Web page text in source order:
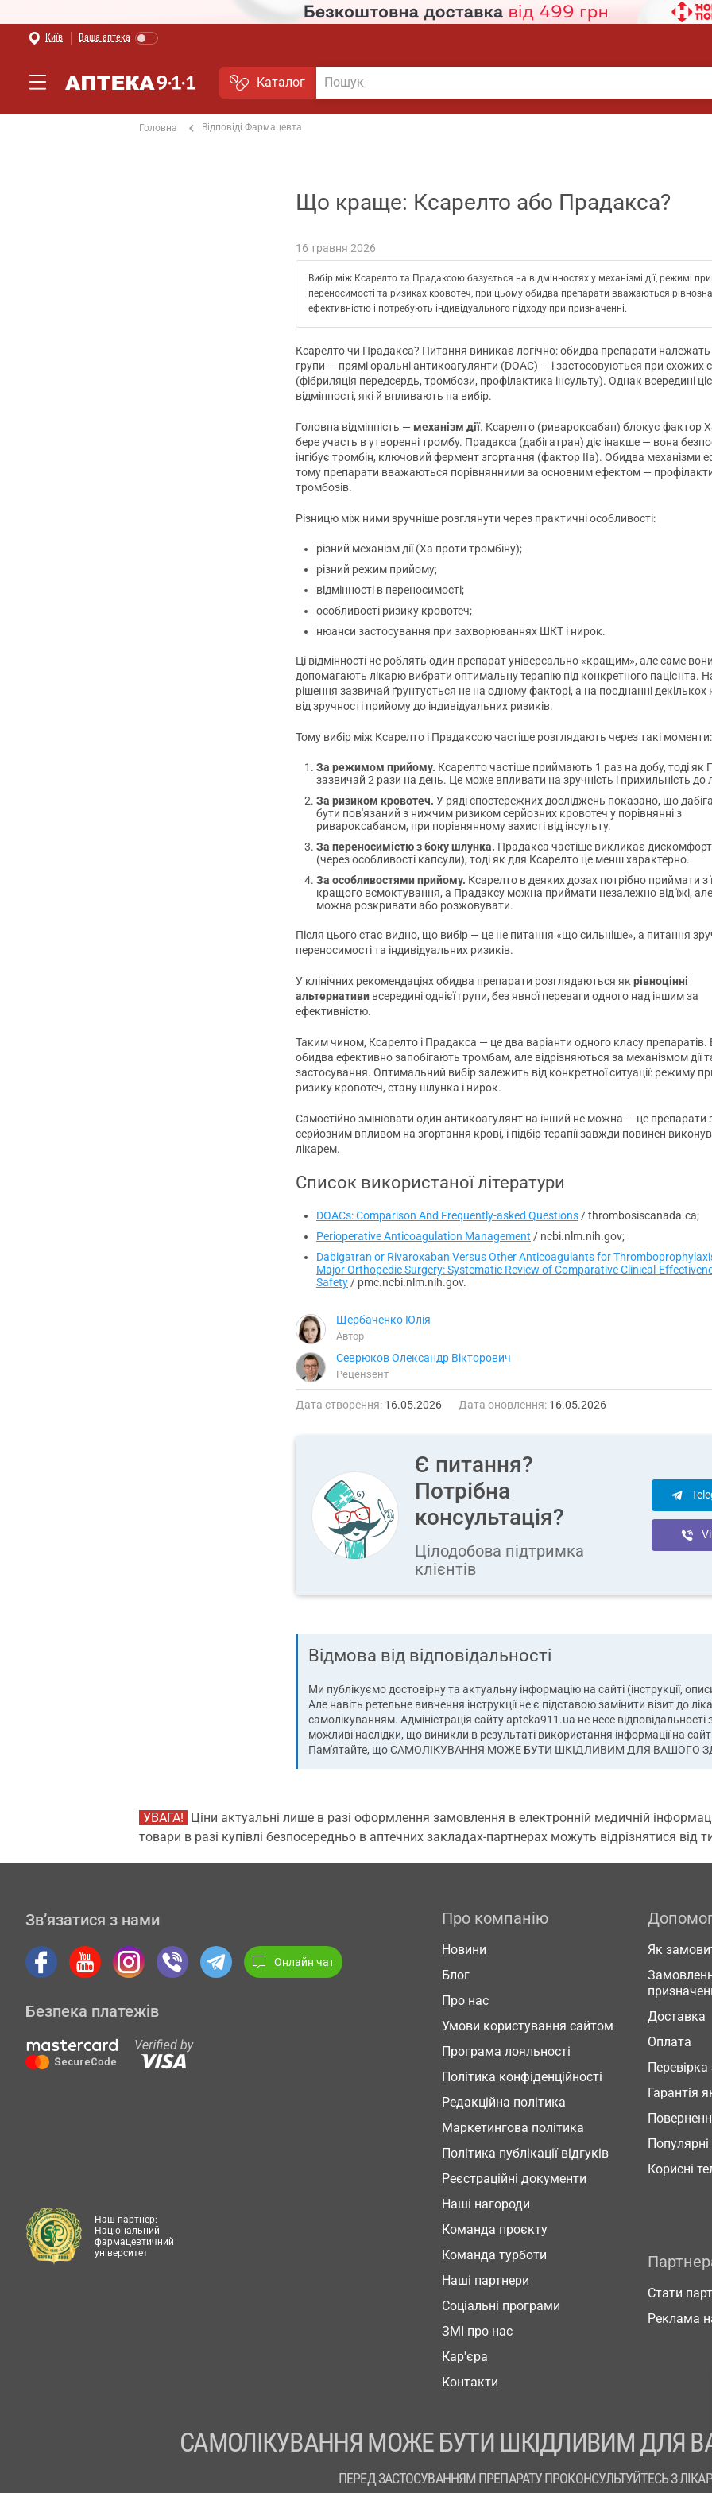
Київ Ваша аптека
Каталог
Головна Відповіді Фармацевта
Що краще: Ксарелто або Прадакса?
16 травня 2026
Вибір між Ксарелто та Прадаксою базується на відмінностях у механізмі дії, режимі
переносимості та ризиках кровотеч, при цьому обидва препарати вважаються
ефективністю і потребують індивідуального підходу при призначенні.
Ксарелто чи Прадакса? Питання виникає логічно: обидва препарати належать
групи — прямі оральні антикоагулянти (DOAC) — і застосовуються при схожих
(фібриляція передсердь, тромбози, профілактика інсульту). Однак всередині
відмінності, які й впливають на вибір.
Головна відмінність — механізм дії. Ксарелто (ривароксабан) блокує фактор
бере участь в утворенні тромбу. Прадакса (дабігатран) діє інакше — вона
інгібує тромбін, ключовий фермент згортання (фактор IIа). Обидва механізми
тому препарати вважаються порівнянними за основним ефектом —
тромбозів.
Різницю між ними зручніше розглянути через практичні особливості:
різний механізм дії (Xa проти тромбіну);
різний режим прийому;
відмінності в переносимості;
особливості ризику кровотеч;
нюанси застосування при захворюваннях ШКТ і нирок.
Ці відмінності не роблять один препарат універсально «кращим», але саме вони
допомагають лікарю вибрати оптимальну терапію під конкретного пацієнта.
рішення зазвичай ґрунтується не на одному факторі, а на поєднанні декількох
від зручності прийому до індивідуальних ризиків.
Тому вибір між Ксарелто і Прадаксою частіше розглядають через такі моменти:
За режимом прийому. Ксарелто частіше приймають 1 раз на добу, тоді як
зазвичай 2 рази на день. Це може впливати на зручність і прихильність до
За ризиком кровотеч. У ряді спостережних досліджень показано, що
бути пов'язаний з нижчим ризиком серйозних кровотеч у порівнянні з
ривароксабаном, при порівнянному захисті від інсульту.
За переносимістю з боку шлунка. Прадакса частіше викликає
(через особливості капсули), тоді як для Ксарелто це менш характерно.
За особливостями прийому. Ксарелто в деяких дозах потрібно приймати з
кращого всмоктування, а Прадаксу можна приймати незалежно від їжі,
можна розкривати або розжовувати.
Після цього стає видно, що вибір — це не питання «що сильніше», а питання
переносимості та індивідуальних ризиків.
У клінічних рекомендаціях обидва препарати розглядаються як рівноцінні
альтернативи всередині однієї групи, без явної переваги одного над іншим за
ефективністю.
Таким чином, Ксарелто і Прадакса — це два варіанти одного класу препаратів.
обидва ефективно запобігають тромбам, але відрізняються за механізмом дії
застосування. Оптимальний вибір залежить від конкретної ситуації: режиму
ризику кровотеч, стану шлунка і нирок.
Самостійно змінювати один антикоагулянт на інший не можна — це препарати
серйозним впливом на згортання крові, і підбір терапії завжди повинен
лікарем.
Список використаної літератури
DOACs: Comparison And Frequently-asked Questions / thrombosiscanada.ca;
Perioperative Anticoagulation Management / ncbi.nlm.nih.gov;
Dabigatran or Rivaroxaban Versus Other Anticoagulants for
Major Orthopedic Surgery: Systematic Review of Comparative Clinical-
Safety / pmc.ncbi.nlm.nih.gov.
Щербаченко Юлія
Автор
Севрюков Олександр Вікторович
Рецензент
Дата створення: 16.05.2026 Дата оновлення: 16.05.2026
Є питання?
Потрібна
консультація?
Цілодобова підтримка
клієнтів
Відмова від відповідальності
Ми публікуємо достовірну та актуальну інформацію на сайті (інструкції,
Але навіть ретельне вивчення інструкції не є підставою замінити візит до
самолікуванням. Адміністрація сайту apteka911.ua не несе відповідальності
можливі наслідки, що виникли в результаті використання інформації на
Пам'ятайте, що САМОЛІКУВАННЯ МОЖЕ БУТИ ШКІДЛИВИМ ДЛЯ ВАШОГО
УВАГА! Ціни актуальні лише в разі оформлення замовлення в електронній медичній
товари в разі купівлі безпосередньо в аптечних закладах-партнерах можуть відрізнятися від
Зв’язатися з нами
Онлайн чат
Безпека платежів
Про компанію
Новини
Блог
Про нас
Умови користування сайтом
Програма лояльності
Політика конфіденційності
Редакційна політика
Маркетингова політика
Політика публікації відгуків
Реєстраційні документи
Наші нагороди
Команда проєкту
Команда турботи
Наші партнери
Соціальні програми
ЗМІ про нас
Кар'єра
Контакти
Як
Доставка
Оплата
Гарантія
Корисні
Стати
Реклама
Наш партнер:
Національний
фармацевтичний
університет
САМОЛІКУВАННЯ МОЖЕ БУТИ ШКІДЛИВИМ ДЛЯ
ПЕРЕД ЗАСТОСУВАННЯМ ПРЕПАРАТУ ПРОКОНСУЛЬТУЙТЕСЬ З